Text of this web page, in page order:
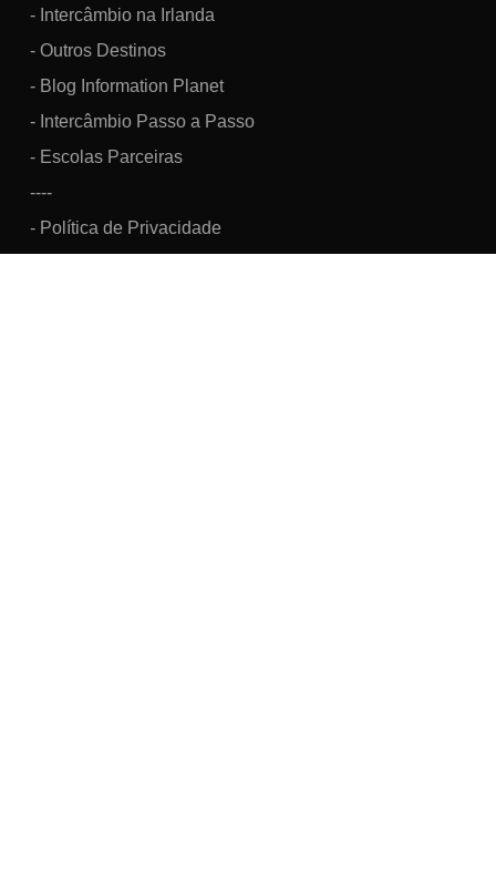
- Intercâmbio na Irlanda
- Outros Destinos
- Blog Information Planet
- Intercâmbio Passo a Passo
- Escolas Parceiras
----
- Política de Privacidade